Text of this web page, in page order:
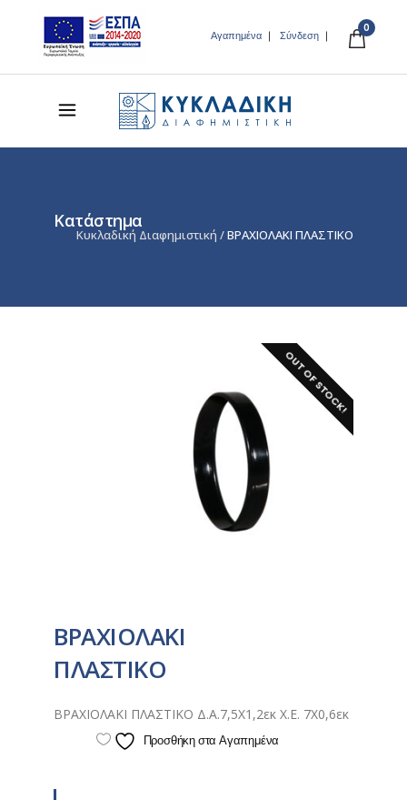
Αγαπημένα Σύνδεση
0
Κατάστημα
Κυκλαδική Διαφημιστική /ΒΡΑΧΙΟΛΑΚΙ ΠΛΑΣΤΙΚΟ
OUT OF STOCK!
ΒΡΑΧΙΟΛΑΚΙ
ΠΛΑΣΤΙΚΟ
ΒΡΑΧΙΟΛΑΚΙ ΠΛΑΣΤΙΚΟ Δ.Α.7,5X1,2εκ Χ.Ε. 7X0,6εκ
Προσθήκη στα Αγαπημένα